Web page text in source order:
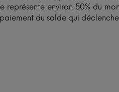
représente environ 50% du
paiement du solde qui